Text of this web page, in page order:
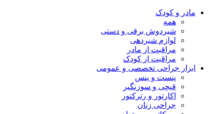
مادر و کودک
همه
شیردوش برقی و دستی
لوازم شیردهی
مراقبت از مادر
مراقبت از کودک
ابزار جراحی تخصصی و عمومی
پنست و پنس
قیچی و سوزنگیر
اکارتور و رترکتور
جراحی زنان